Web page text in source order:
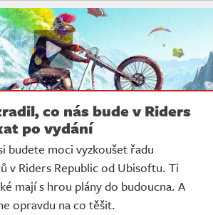
co nás bude v Riders
po vydání
budete moci vyzkoušet řadu
v Riders Republic od Ubisoftu. Ti
mají s hrou plány do budoucna. A
opravdu na co těšit.